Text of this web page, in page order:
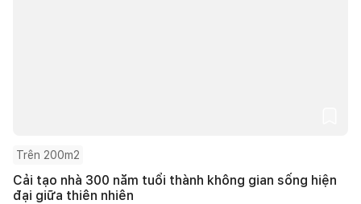
Trên 200m2
Cải tạo nhà 300 năm tuổi thành không gian sống hiện
đại giữa thiên nhiên